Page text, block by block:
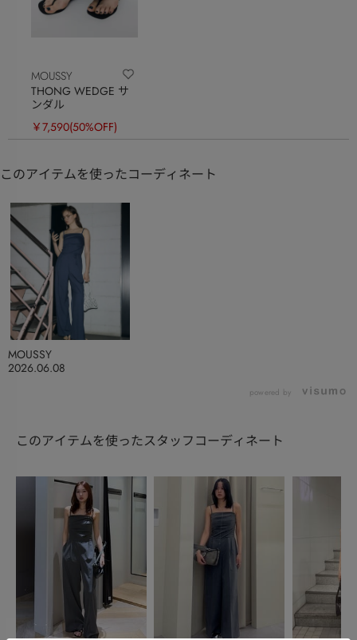
MOUSSY
THONG WEDGE サ
ンダル
￥7,590(50%OFF)
このアイテムを使ったコーディネート
2026.06.08
MOUSSY
powered by
このアイテムを使ったスタッフコーディネート